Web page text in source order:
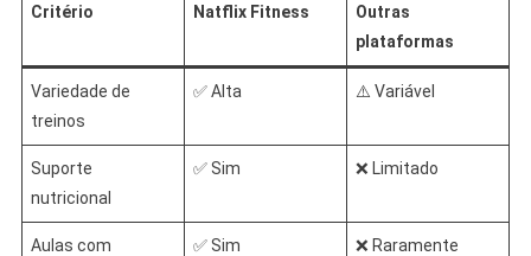
Critério Natflix Fitness
Outras
plataformas
Variedade de
treinos
✅ Alta ⚠️ Variável
Suporte
nutricional
✅ Sim ❌ Limitado
Aulas com
✅ Sim ❌ Raramente